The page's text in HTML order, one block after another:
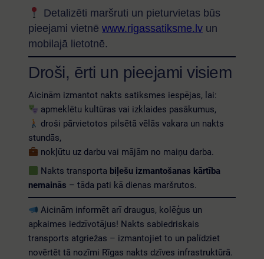
Detalizēti maršruti un pieturvietas būs
pieejami vietnē www.rigassatiksme.lv un
mobilajā lietotnē.
Droši, ērti un pieejami visiem
Aicinām izmantot nakts satiksmes iespējas, lai:
apmeklētu kultūras vai izklaides pasākumus,
droši pārvietotos pilsētā vēlās vakara un nakts
stundās,
nokļūtu uz darbu vai mājām no maiņu darba.
Nakts transporta biļešu izmantošanas kārtība
nemainās – tāda pati kā dienas maršrutos.
Aicinām informēt arī draugus, kolēģus un
apkaimes iedzīvotājus! Nakts sabiedriskais
transports atgriežas – izmantojiet to un palīdziet
novērtēt tā nozīmi Rīgas nakts dzīves infrastruktūrā.